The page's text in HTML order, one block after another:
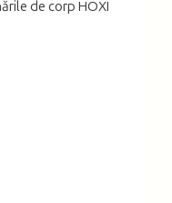
de corp HOXI